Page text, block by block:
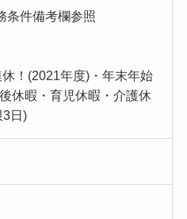
条件備考欄参照
！(2021年度)・年末年始
休暇・育児休暇・介護休
3日)